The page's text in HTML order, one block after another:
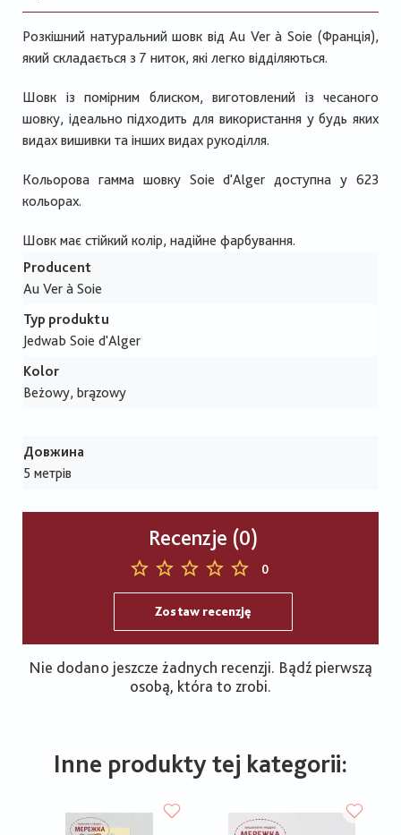
Розкішний натуральний шовк від Au Ver à Soie (Франція),
який складається з 7 ниток, які легко відділяються.
Шовк із помірним блиском, виготовлений із чесаного
шовку, ідеально підходить для використання у будь яких
видах вишивки та інших видах рукоділля.
Кольорова гамма шовку Soie d'Alger доступна у 623
кольорах.
Шовк має стійкий колір, надійне фарбування.
Producent
Au Ver à Soie
Typ produktu
Jedwab Soie d'Alger
Kolor
Beżowy, brązowy
Довжина
5 метрів
Recenzje (0)
0
Zostaw recenzję
Nie dodano jeszcze żadnych recenzji. Bądź pierwszą
osobą, która to zrobi.
Inne produkty tej kategorii: